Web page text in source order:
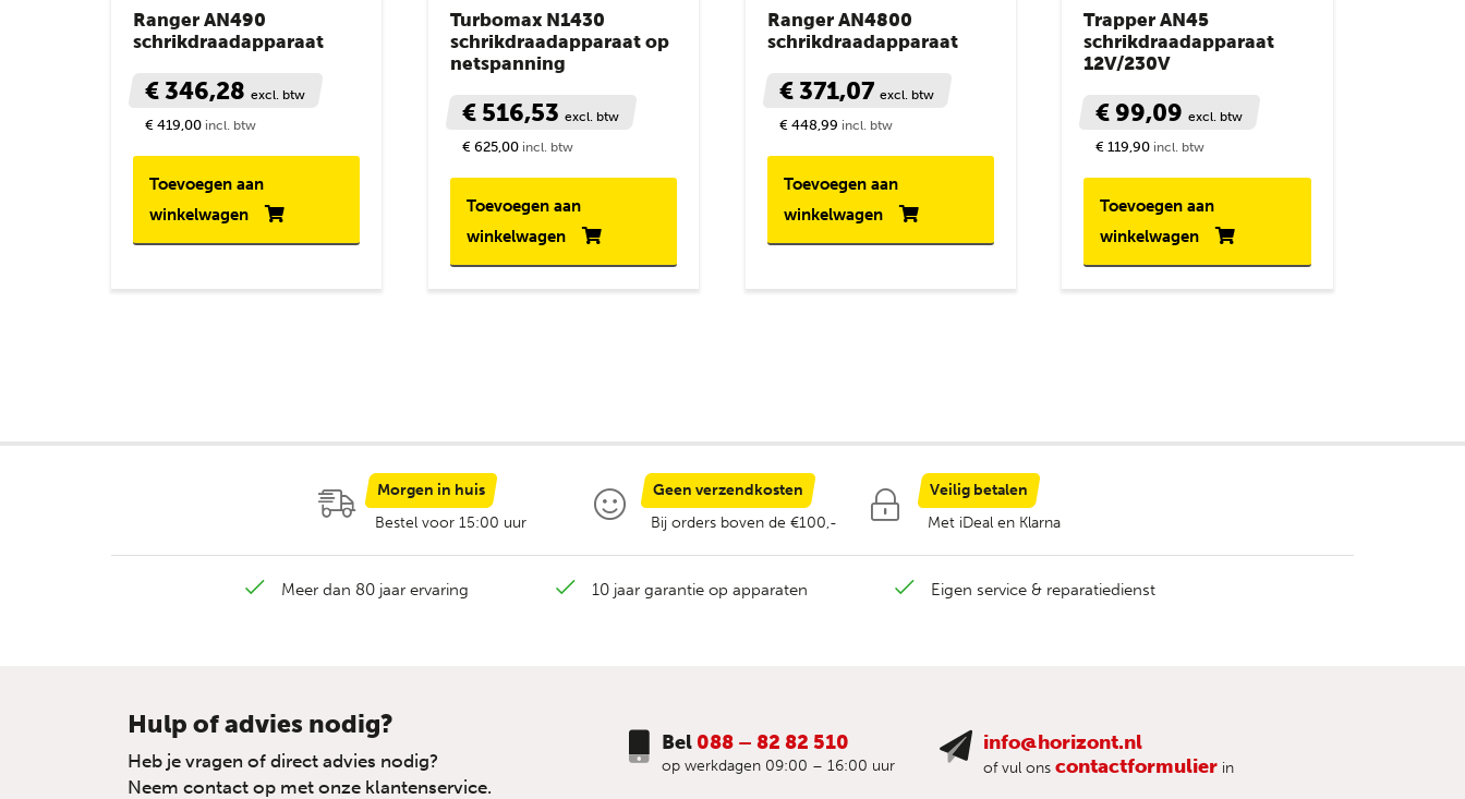
Ranger AN490
schrikdraadapparaat
€ 346,28 excl. btw
€ 419,00 incl. btw
Toevoegen aan
winkelwagen
Turbomax N1430
schrikdraadapparaat op
netspanning
€ 516,53 excl. btw
€ 625,00 incl. btw
Toevoegen aan
winkelwagen
Ranger AN4800
schrikdraadapparaat
€ 371,07 excl. btw
€ 448,99 incl. btw
Toevoegen aan
winkelwagen
Trapper AN45
schrikdraadapparaat
12V/230V
€ 99,09excl. btw
€ 119,90 incl. btw
Toevoegen aan
winkelwagen
Morgen in huis
Bestel voor 15:00 uur
Geen verzendkosten
Bij orders boven de €100,-
Veilig betalen
Met iDeal en Klarna
Meer dan 80 jaar ervaring 10 jaar garantie op apparaten Eigen service & reparatiedienst
Hulp of advies nodig?
Heb je vragen of direct advies nodig?
Neem contact op met onze klantenservice.
Bel 088 – 82 82 510
op werkdagen 09:00 – 16:00 uur
info@horizont.nl
of vul ons contactformulier in